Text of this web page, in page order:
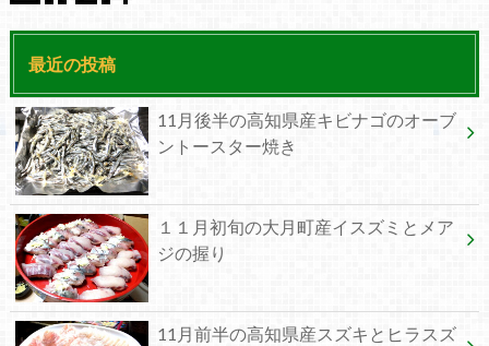
最近の投稿
11月後半の高知県産キビナゴのオーブ
ントースター焼き
１１月初旬の大月町産イスズミとメア
ジの握り
11月前半の高知県産スズキとヒラスズ